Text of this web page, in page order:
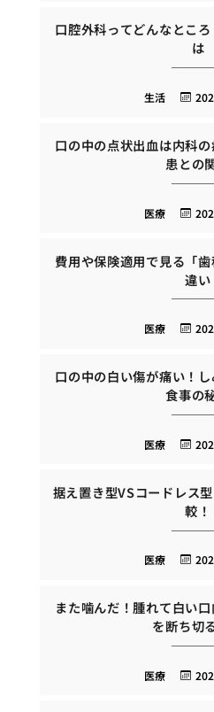
口腔外科ってどんなとこ
は
生活
口の中の点状出血は内科
患との
医療
費用や保険適用で見る「
違い
医療
口の中の白い傷が痛い！
食事の
医療
据え置き型VSコードレス
較！
医療
また噛んだ！腫れて白い
を断ち切
医療